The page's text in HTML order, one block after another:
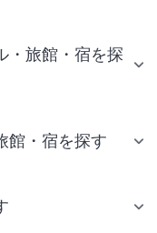
・旅館・宿を探
館・宿を探す